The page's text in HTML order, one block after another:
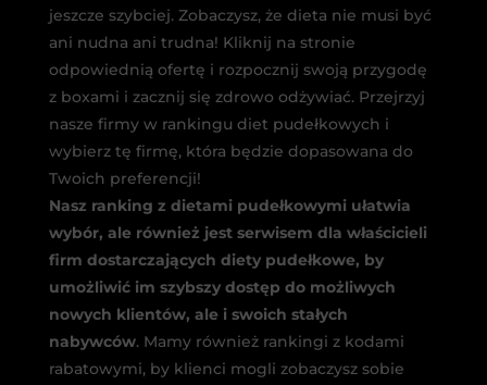
jeszcze szybciej. Zobaczysz, że dieta nie musi być
ani nudna ani trudna! Kliknij na stronie
odpowiednią ofertę i rozpocznij swoją przygodę
z boxami i zacznij się zdrowo odżywiać. Przejrzyj
nasze firmy w rankingu diet pudełkowych i
wybierz tę firmę, która będzie dopasowana do
Twoich preferencji!
Nasz ranking z dietami pudełkowymi ułatwia
wybór, ale również jest serwisem dla właścicieli
firm dostarczających diety pudełkowe, by
umożliwić im szybszy dostęp do możliwych
nowych klientów, ale i swoich stałych
nabywców. Mamy również rankingi z kodami
rabatowymi, by klienci mogli zobaczysz sobie